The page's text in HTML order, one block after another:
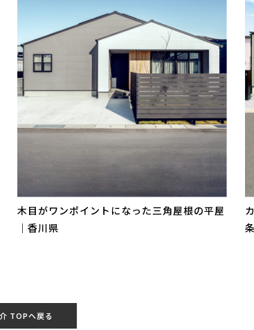
木目がワンポイントになった三角屋根の平屋
｜香川県
TOPへ戻る